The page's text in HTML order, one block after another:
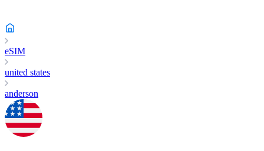
eSIM
united states
anderson